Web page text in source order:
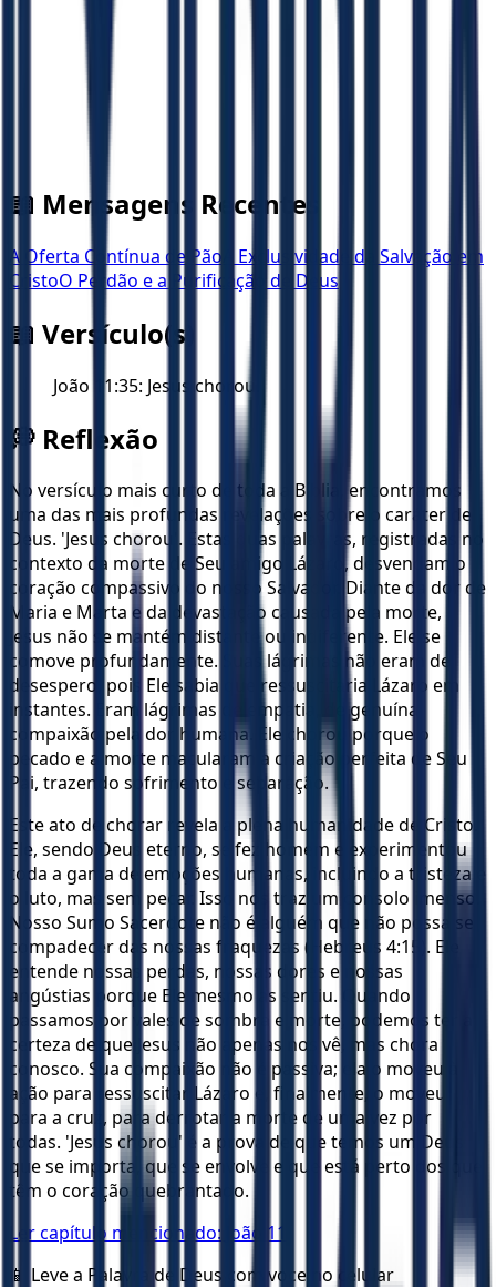
📖 Mensagens Recentes
A Oferta Contínua de Pão A Exclusividade da Salvação em
CristoO Perdão e a Purificação de Deus
📖 Versículo(s)
João 11:35: Jesus chorou.
💭 Reflexão
No versículo mais curto de toda a Bíblia, encontramos
uma das mais profundas revelações sobre o caráter de
Deus. 'Jesus chorou'. Estas duas palavras, registradas no
contexto da morte de Seu amigo Lázaro, desvendam o
coração compassivo do nosso Salvador. Diante da dor de
Maria e Marta e da devastação causada pela morte,
Jesus não se mantém distante ou indiferente. Ele se
comove profundamente. Suas lágrimas não eram de
desespero, pois Ele sabia que ressuscitaria Lázaro em
instantes. Eram lágrimas de empatia, de genuína
compaixão pela dor humana. Ele chorou porque o
pecado e a morte macularam a criação perfeita de Seu
Pai, trazendo sofrimento e separação.
Este ato de chorar revela a plena humanidade de Cristo.
Ele, sendo Deus eterno, se fez homem e experimentou
toda a gama de emoções humanas, incluindo a tristeza e
o luto, mas sem pecar. Isso nos traz um consolo imenso.
Nosso Sumo Sacerdote não é alguém que não possa se
compadecer das nossas fraquezas (Hebreus 4:15). Ele
entende nossas perdas, nossas dores e nossas
angústias porque Ele mesmo as sentiu. Quando
passamos por vales de sombra e morte, podemos ter a
certeza de que Jesus não apenas nos vê, mas chora
conosco. Sua compaixão não é passiva; ela o moveu à
ação para ressuscitar Lázaro e, finalmente, o moveu
para a cruz, para derrotar a morte de uma vez por
todas. 'Jesus chorou' é a prova de que temos um Deus
que se importa, que se envolve e que está perto dos que
têm o coração quebrantado.
Ler capítulo mencionado: João 11
📱 Leve a Palavra de Deus com voce no celular